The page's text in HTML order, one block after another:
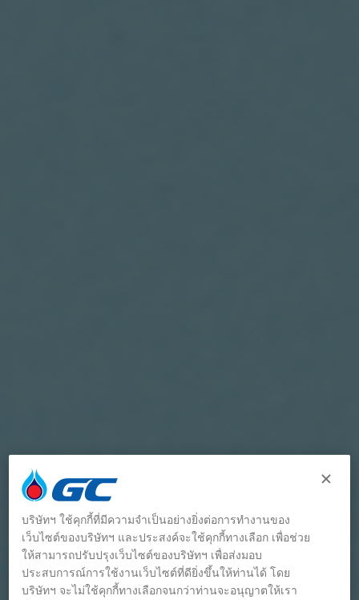
บริษัทฯ ใช้คุกกี้ที่มีความจำเป็นอย่างยิ่งต่อการทำงานของ
เว็บไซต์ของบริษัทฯ และประสงค์จะใช้คุกกี้ทางเลือก เพื่อช่วย
ให้สามารถปรับปรุงเว็บไซต์ของบริษัทฯ เพื่อส่งมอบ
ประสบการณ์การใช้งานเว็บไซต์ที่ดียิ่งขึ้นให้ท่านได้ โดย
บริษัทฯ จะไม่ใช้คุกกี้ทางเลือกจนกว่าท่านจะอนุญาตให้เรา